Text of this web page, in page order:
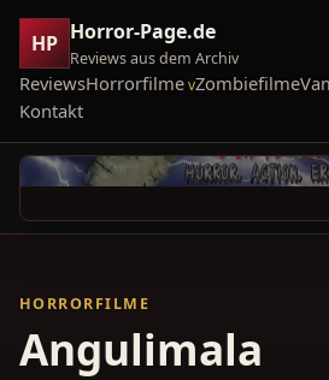
HP Horror-Page.de
Reviews aus dem Archiv
ReviewsHorrorfilme Zombiefilme
Kontakt
HORRORFILME
Angulimala